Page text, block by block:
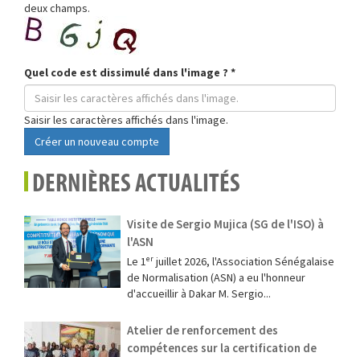
deux champs.
Quel code est dissimulé dans l'image ? *
Saisir les caractères affichés dans l'image.
Créer un nouveau compte
DERNIÈRES ACTUALITÉS
Visite de Sergio Mujica (SG de l'ISO) à
l'ASN
Le 1ᵉʳ juillet 2026, l'Association Sénégalaise
de Normalisation (ASN) a eu l'honneur
d'accueillir à Dakar M. Sergio...
Atelier de renforcement des
compétences sur la certification de